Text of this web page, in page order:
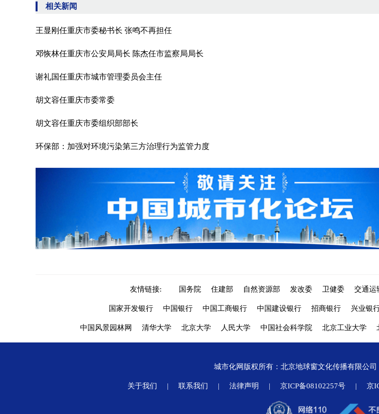
相关新闻
王显刚任重庆市委秘书长 张鸣不再担任
邓恢林任重庆市公安局局长 陈杰任市监察局局长
谢礼国任重庆市城市管理委员会主任
胡文容任重庆市委常委
胡文容任重庆市委组织部部长
环保部：加强对环境污染第三方治理行为监管力度
友情链接: 国务院 住建部 自然资源部 发改委 卫健委 交通运
国家开发银行 中国银行 中国工商银行 中国建设银行 招商银行 兴业银
中国风景园林网 清华大学 北京大学 人民大学 中国社会科学院 北京工业大学
城市化网版权所有：北京地球窗文化传播有限公
关于我们 | 联系我们 | 法律声明 | 京ICP备08102257号 | 京